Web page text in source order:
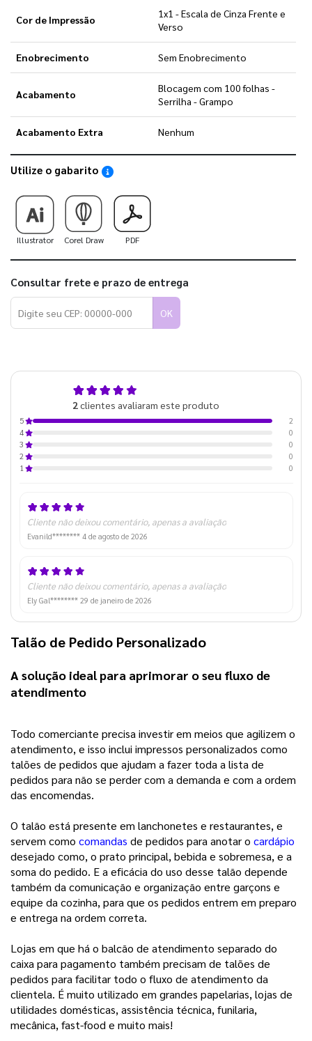
Cor de Impressão
1x1 - Escala de Cinza Frente e
Verso
Enobrecimento Sem Enobrecimento
Acabamento
Blocagem com 100 folhas -
Serrilha - Grampo
Acabamento Extra Nenhum
Utilize o gabarito Saiba como utilizar os nossos gabaritos
Illustrator Corel Draw PDF
Consultar frete e prazo de entrega
OK
2clientes avaliaram este produto
5
2
4
0
3
0
2
0
1
0
Cliente não deixou comentário, apenas a avaliação
Evanild******** 4 de agosto de 2026
Cliente não deixou comentário, apenas a avaliação
Ely Gal******** 29 de janeiro de 2026
Talão de Pedido Personalizado
A solução ideal para aprimorar o seu fluxo de
atendimento
Todo comerciante precisa investir em meios que agilizem o
atendimento, e isso inclui impressos personalizados como
talões de pedidos que ajudam a fazer toda a lista de
pedidos para não se perder com a demanda e com a ordem
das encomendas.
O talão está presente em lanchonetes e restaurantes, e
servem como comandas de pedidos para anotar o cardápio
desejado como, o prato principal, bebida e sobremesa, e a
soma do pedido. E a eficácia do uso desse talão depende
também da comunicação e organização entre garçons e
equipe da cozinha, para que os pedidos entrem em preparo
e entrega na ordem correta.
Lojas em que há o balcão de atendimento separado do
caixa para pagamento também precisam de talões de
pedidos para facilitar todo o fluxo de atendimento da
clientela. É muito utilizado em grandes papelarias, lojas de
utilidades domésticas, assistência técnica, funilaria,
mecânica, fast-food e muito mais!